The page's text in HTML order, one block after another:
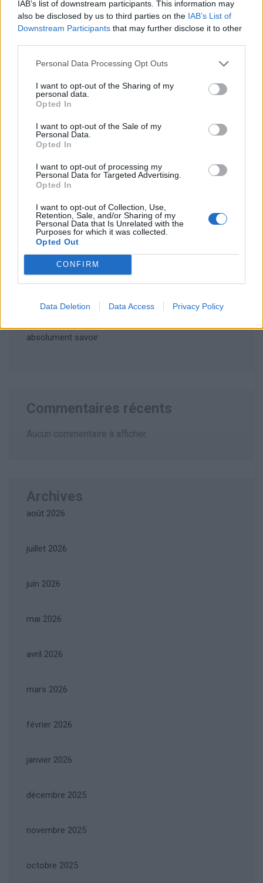
IAB’s list of downstream participants. This information may
also be disclosed by us to third parties on the IAB’s List of
Downstream Participants that may further disclose it to other
Personal Data Processing Opt Outs
I want to opt-out of the Sharing of my
personal data.
Opted In
I want to opt-out of the Sale of my
Personal Data.
Opted In
I want to opt-out of processing my
Personal Data for Targeted Advertising.
Opted In
I want to opt-out of Collection, Use,
Retention, Sale, and/or Sharing of my
Personal Data that Is Unrelated with the
Purposes for which it was collected.
Opted Out
CONFIRM
Data Deletion Data Access Privacy Policy
Rechercher
Articles récents
Les îles européennes, la nouvelle tendance
Voyages locaux en 2026 : la France se tourne vers
ses régions
Grève chez EasyJet : ce qui menace vos vols cet été
La plage la plus fréquentée au monde : un record à
absolument savoir
Commentaires récents
Aucun commentaire à afficher.
Archives
août 2026
juillet 2026
juin 2026
mai 2026
avril 2026
mars 2026
février 2026
janvier 2026
décembre 2025
novembre 2025
octobre 2025